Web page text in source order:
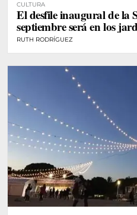
CULTURA
El desfile inaugural de la
septiembre será en los
RUTH RODRÍGUEZ